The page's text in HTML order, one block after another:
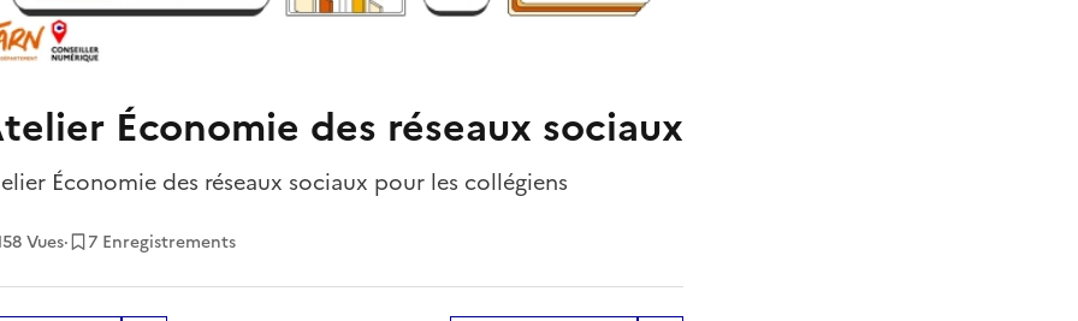
Économie des réseaux sociaux
Économie des réseaux sociaux pour les collégiens
Vues· 7 Enregistrements